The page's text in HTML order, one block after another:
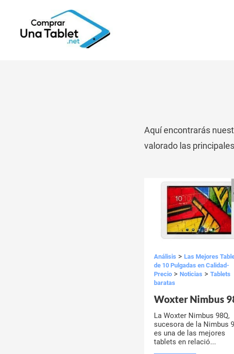
Aquí encontrarás
valorado las
Análisis > Las Mejores
de 10 Pulgadas en Calidad-
Precio > Noticias > Tablets
baratas
Woxter Nimbus
La Woxter Nimbus 98Q,
sucesora de la Nimbus
es una de las mejores
tablets en relació...